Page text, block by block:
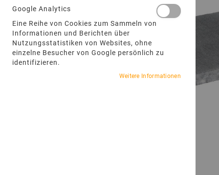
Google Analytics
Eine Reihe von Cookies zum Sammeln von
Informationen und Berichten über
Nutzungsstatistiken von Websites, ohne
einzelne Besucher von Google persönlich zu
identifizieren.
Weitere Informationen